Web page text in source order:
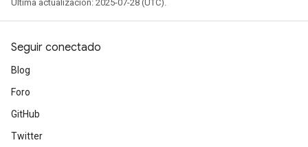
Última actualización: 2025-07-28 (UTC).
Seguir conectado
Blog
Foro
GitHub
Twitter